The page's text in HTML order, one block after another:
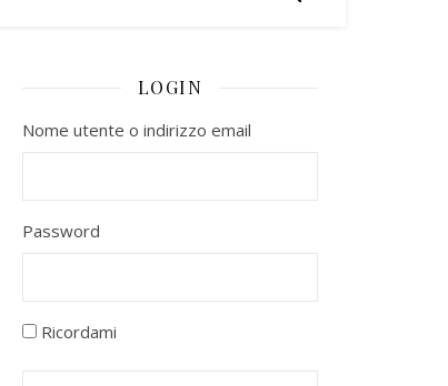
LOGIN
Nome utente o indirizzo email
Password
Ricordami